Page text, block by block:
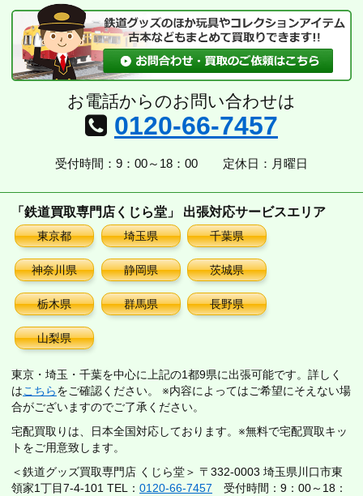
ブ
お電話からのお問い合わせは
0120-66-7457
受付時間：9：00～18：00 定休日：月曜日
「鉄道買取専門店くじら堂」 出張対応サービスエリア
東京都 埼玉県 千葉県
神奈川県 静岡県 茨城県
栃木県 群馬県 長野県
山梨県
東京・埼玉・千葉を中心に上記の1都9県に出張可能です。詳しく
はこちらをご確認ください。 ※内容によってはご希望にそえない場
合がございますのでご了承ください。
宅配買取りは、日本全国対応しております。※無料で宅配買取キッ
トをご用意致します。
＜鉄道グッズ買取専門店 くじら堂＞ 〒332-0003 埼玉県川口市東
領家1丁目7-4-101 TEL： 0120-66-7457 受付時間：9：00～18：